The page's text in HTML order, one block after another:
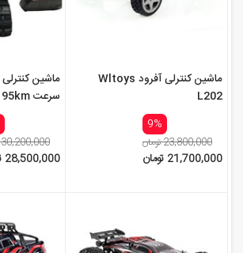
ماشین کنترلی آفرود Wltoys
L202
9%
23,800,000 تومان
21,700,000 تومان
سرعت 95km
30,200,000 تومان
28,500,000 تومان